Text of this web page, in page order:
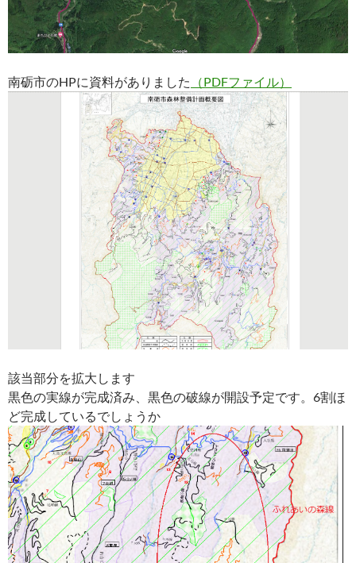
南砺市のHPに資料がありました （PDFファイル）
該当部分を拡大します
黒色の実線が完成済み、黒色の破線が開設予定です。6割ほ
ど完成しているでしょうか